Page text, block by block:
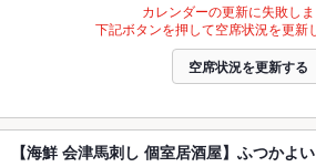
カレンダーの更新に失敗しま
下記ボタンを押して空席状況を更新
空席状況を更新する
【海鮮 会津馬刺し 個室居酒屋】ふつかよ